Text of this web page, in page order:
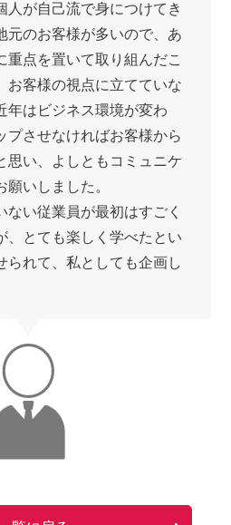
人が自己流で身につけてき
元のお客様が多いので、あ
重点を置いて取り組んだこ
お客様の視点に立てていな
年はビジネス環境が変わ
プさせなければお客様から
思い、よしともコミュニケ
いしました。
ない従業員が最初はすごく
、とても楽しく学べたとい
られて、私としても企画し